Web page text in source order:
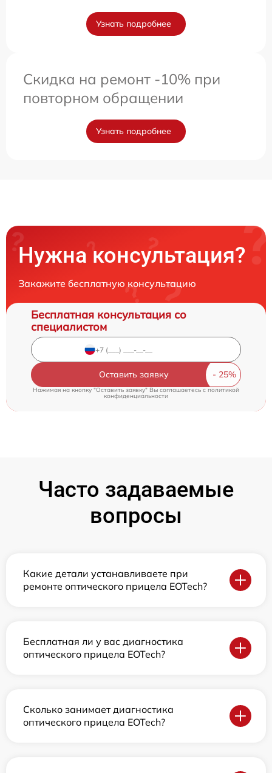
Узнать подробнее
Скидка на ремонт -10% при
повторном обращении
Узнать подробнее
Нужна консультация?
Закажите бесплатную консультацию
Бесплатная консультация со
специалистом
Оставить заявку
Нажимая на кнопку "Оставить заявку" Вы соглашаетесь cполитикой
конфиденциальности
Часто задаваемые
вопросы
Какие детали устанавливаете при
ремонте оптического прицела EOTech?
Бесплатная ли у вас диагностика
оптического прицела EOTech?
Сколько занимает диагностика
оптического прицела EOTech?